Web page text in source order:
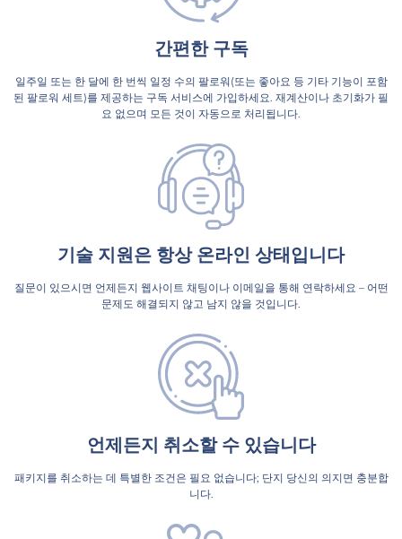
간편한 구독
일주일 또는 한 달에 한 번씩 일정 수의 팔로워(또는 좋아요 등 기타 기능이 포함
된 팔로워 세트)를 제공하는 구독 서비스에 가입하세요. 재계산이나 초기화가 필
요 없으며 모든 것이 자동으로 처리됩니다.
기술 지원은 항상 온라인 상태입니다
질문이 있으시면 언제든지 웹사이트 채팅이나 이메일을 통해 연락하세요 – 어떤
문제도 해결되지 않고 남지 않을 것입니다.
언제든지 취소할 수 있습니다
패키지를 취소하는 데 특별한 조건은 필요 없습니다; 단지 당신의 의지면 충분합
니다.